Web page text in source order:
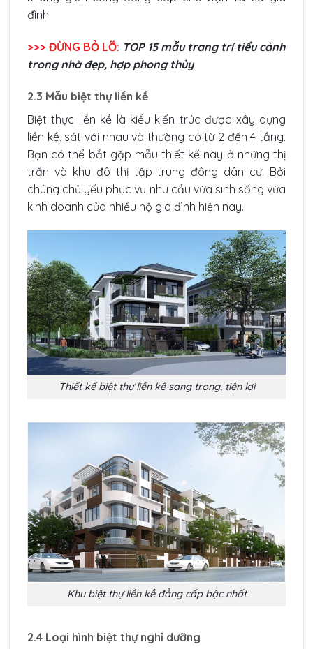
đình.
>>> ĐỪNG BỎ LỠ: TOP 15 mẫu trang trí tiểu cảnh
trong nhàđẹp, hợp phong thủy
2.3 Mẫu biệt thự liền kề
Biệt thực liền kề là kiểu kiến trúc được xây dựng
liền kề, sát với nhau và thường có từ 2 đến 4 tầng.
Bạn có thể bắt gặp mẫu thiết kế này ở những thị
trấn và khu đô thị tập trung đông dân cư. Bởi
chúng chủ yếu phục vụ nhu cầu vừa sinh sống vừa
kinh doanh của nhiều hộ gia đình hiện nay.
Thiết kế biệt thự liền kề sang trọng, tiện lợi
Khu biệt thự liền kề đẳng cấp bậc nhất
2.4 Loại hình biệt thự nghỉ dưỡng